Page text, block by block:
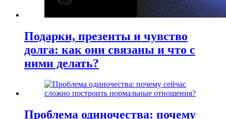
Подарки, презенты и чувство
долга: как они связаны и что с
ними делать?
Проблема одиночества: почему